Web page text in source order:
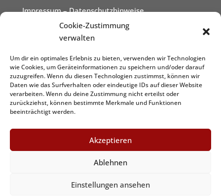
Cookie-Zustimmung
verwalten
Um dir ein optimales Erlebnis zu bieten, verwenden wir Technologien
wie Cookies, um Geräteinformationen zu speichern und/oder darauf
zuzugreifen. Wenn du diesen Technologien zustimmst, können wir
Daten wie das Surfverhalten oder eindeutige IDs auf dieser Website
verarbeiten. Wenn du deine Zustimmung nicht erteilst oder
zurückziehst, können bestimmte Merkmale und Funktionen
beeinträchtigt werden.
Akzeptieren
Ablehnen
Einstellungen ansehen
Impressum– Datenschutzhinweise